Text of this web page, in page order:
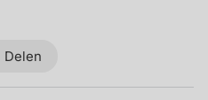
Delen